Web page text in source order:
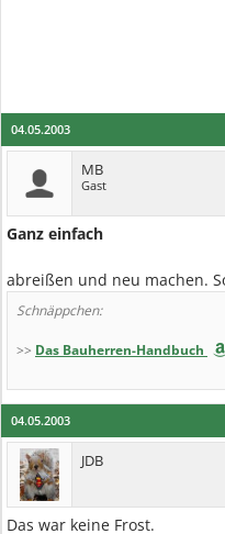
04.05.2003
MB
Gast
Ganz einfach
abreißen und neu machen.
Schnäppchen:
>> Das Bauherren-Handbuch
04.05.2003
JDB
Das war keine Frost.